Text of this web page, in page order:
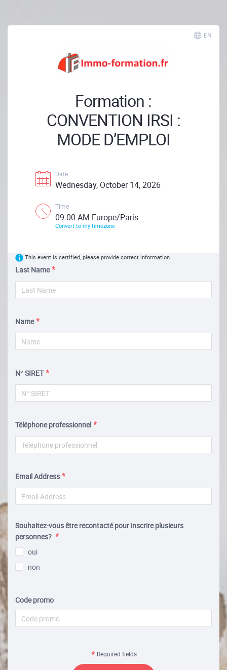
EN
Formation :
CONVENTION IRSI :
MODE D’EMPLOI
Date
Wednesday, October 14, 2026
Time
09:00 AM Europe/Paris
Convert to my timezone
This event is certified, please provide correct information.
Last Name
Name
N° SIRET
Téléphone professionnel
Email Address
Souhaitez-vous être recontacté pour inscrire plusieurs
personnes?
oui
non
Code promo
Required fields